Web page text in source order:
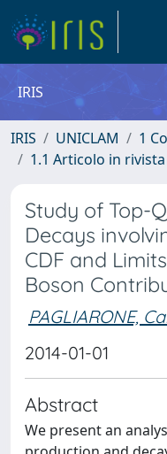
IRIS
IRIS UNICLAM
1
1.1 Articolo in rivista
Study of Top-
Decays
CDF and
Boson
PAGLIARONE,
2014-01-01
Abstract
We present an